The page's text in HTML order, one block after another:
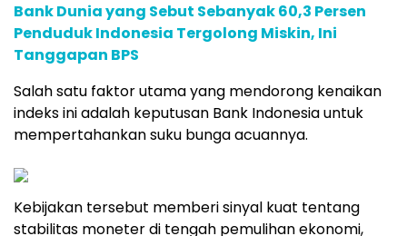
Bank Dunia yang Sebut Sebanyak 60,3 Persen
Penduduk Indonesia Tergolong Miskin, Ini
Tanggapan BPS
Salahsatu faktorutamayang mendorong kenaikan
indeksiniadalah keputusan Bank Indonesiauntuk
mempertahankansuku bungaacuannya.
Kebijakan tersebut memberisinyal kuat tentang
stabilitas moneterdi tengah pemulihanekonomi,